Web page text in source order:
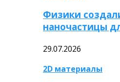
Физики
наночастицы
29.07.2026
2D материалы